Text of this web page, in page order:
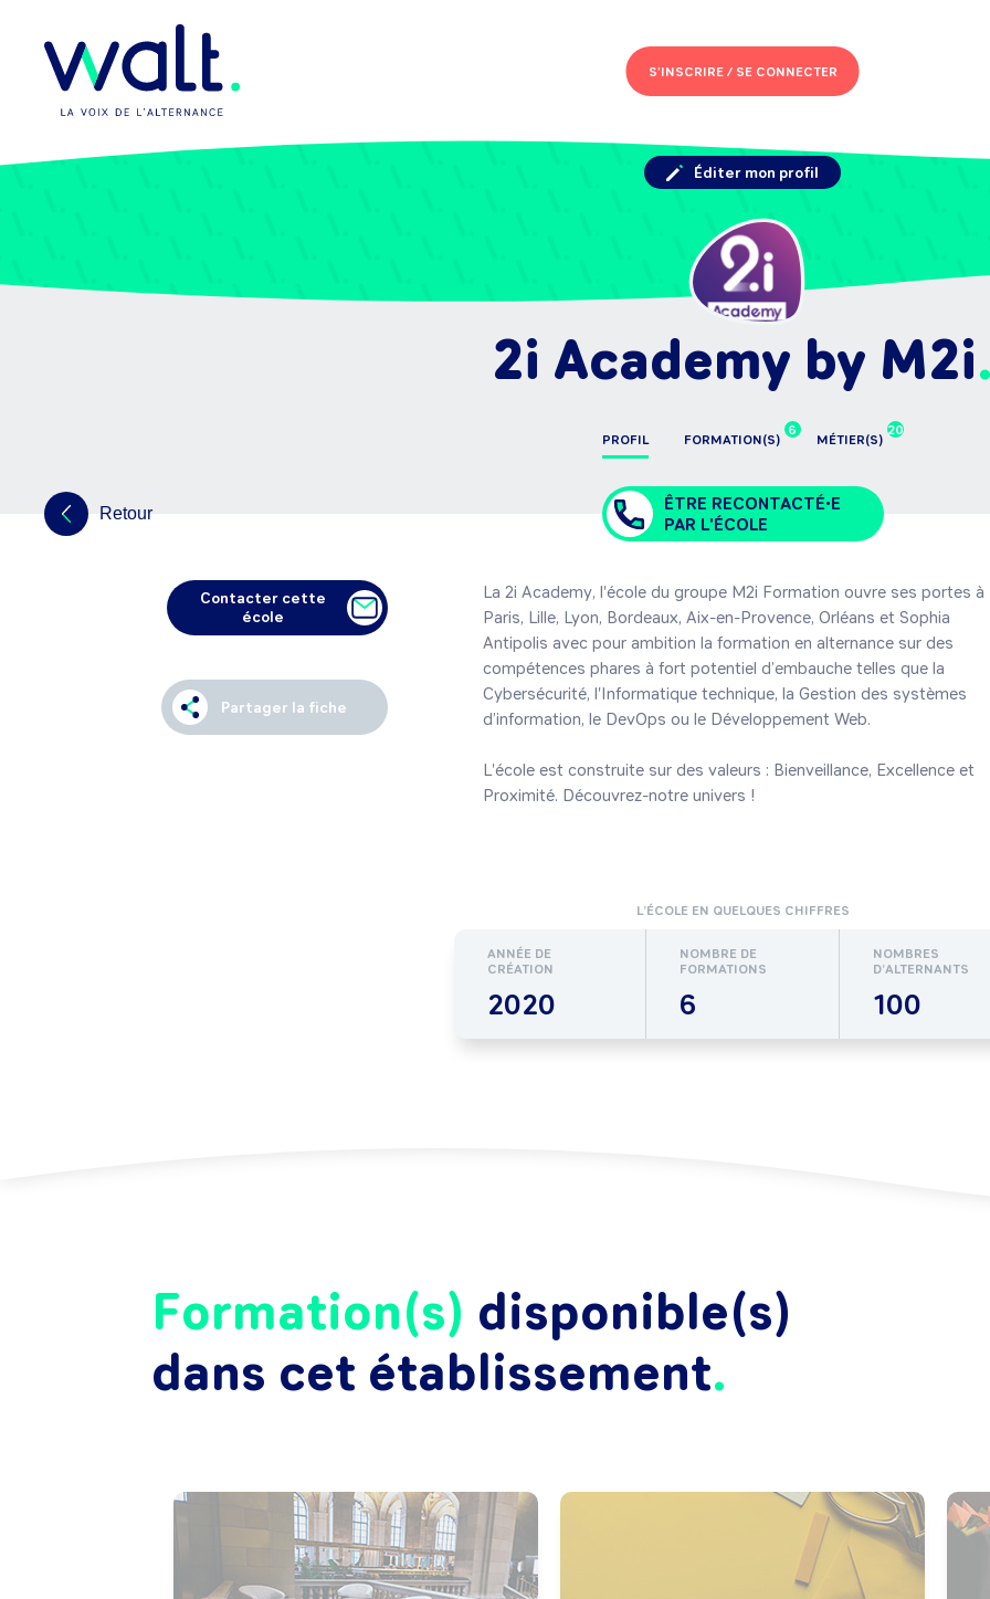
S'INSCRIRE /SE CONNECTER
2i Academy by M2i
PROFIL
6
FORMATION(S)
20
MÉTIER(S)
Éditer mon profil
ÊTRE RECONTACTÉ•E
PAR L'ÉCOLE
Retour
Contacter cette
école
Partager la fiche
La 2i Academy, l'école du groupe M2i Formation ouvre ses portes à
Paris, Lille, Lyon, Bordeaux, Aix-en-Provence, Orléans et Sophia
Antipolis avec pour ambition la formation en alternance sur des
compétences phares à fort potentiel d’embauche telles que la
Cybersécurité, l'Informatique technique, la Gestion des systèmes
d’information, le DevOps ou le Développement Web.
L'école est construite sur des valeurs : Bienveillance, Excellence et
Proximité. Découvrez-notre univers !
L’ÉCOLE EN QUELQUES CHIFFRES
ANNÉE DE
CRÉATION
2020
NOMBRE DE
FORMATIONS
6
NOMBRES
D’ALTERNANTS
100
Formation(s) disponible(s)
dans cet établissement